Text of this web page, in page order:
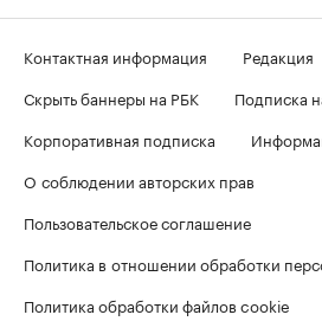
Контактная информация
Редакция
Скрыть баннеры на РБК
Подписка
Корпоративная подписка
О соблюдении авторских прав
Пользовательское соглашение
Политика в отношении обработки
Политика обработки файлов cookie